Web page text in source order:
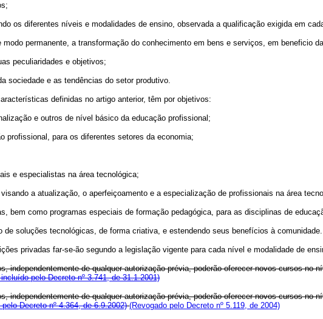
diferentes níveis e modalidades de ensino, observada a qualificação exigida em
permanente, a transformação do conhecimento em bens e serviços, em beneficio
peculiaridades e objetivos;
e as tendências do setor produtivo.
definidas no artigo anterior, têm por objetivos:
e outros de nível básico da educação profissional;
para os diferentes setores da economia;
e especialistas na área tecnológica;
a atualização, o aperfeiçoamento e a especialização de profissionais na área
como programas especiais de formação pedagógica, para as disciplinas de
soluções tecnológicas, de forma criativa, e estendendo seus benefícios à comunidade.
privadas far-se-ão segundo a legislação vigente para cada nível e modalidade de
independentemente de qualquer autorização prévia, poderão oferecer novos cursos no
pelo Decreto nº 3.741, de 31.1.2001)
independentemente de qualquer autorização prévia, poderão oferecer novos cursos no
Decreto nº 4.364, de 6.9.2002) (Revogado pelo Decreto nº 5.119, de 2004)